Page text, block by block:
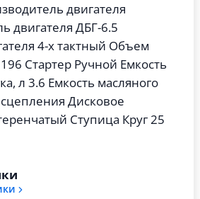
двигателя
двигателя ДБГ-6.5
4-х тактный Объем
Стартер Ручной Емкость
л 3.6 Емкость масляного
Дисковое
Ступица Круг 25